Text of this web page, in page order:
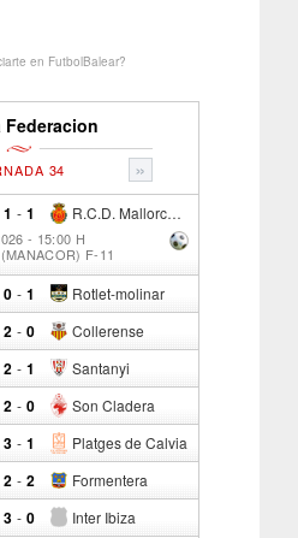
en FutbolBalear?
Federacion
»
34
1 - R.C.D. Mallorca Sad "B"
1
- 15:00 H
F-11
0 - Rotlet-molinar
1
2 - Collerense
0
2 - Santanyi
1
2 - Son Cladera
0
3 - Platges de Calvia
1
2 - Formentera
2
3 - Inter Ibiza
0